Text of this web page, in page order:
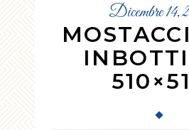
Dicembre 14,